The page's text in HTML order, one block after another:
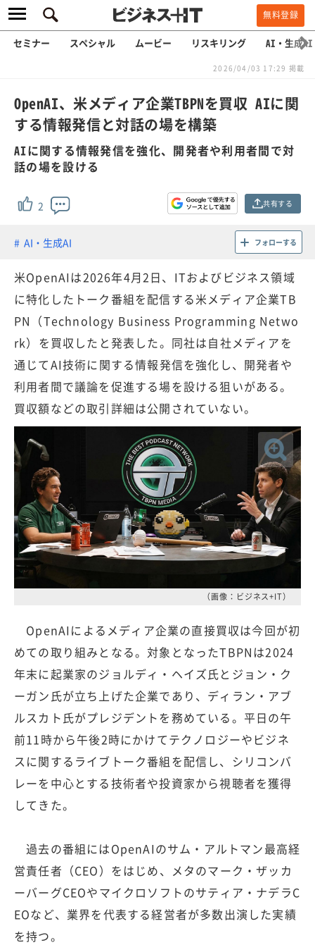
無料登録
セミナー スペシャル ムービー リスキリング AI・生成AI
2026/04/03 17:29 掲載
OpenAI、米メディア企業TBPNを買収 AIに関
する情報発信と対話の場を構築
AIに関する情報発信を強化、開発者や利用者間で対
話の場を設ける
2 共有する
AI・生成AI フォローする
米OpenAIは2026年4月2日、ITおよびビジネス領域
に特化したトーク番組を配信する米メディア企業TB
PN（Technology Business Programming Netwo
rk）を買収したと発表した。同社は自社メディアを
通じてAI技術に関する情報発信を強化し、開発者や
利用者間で議論を促進する場を設ける狙いがある。
買収額などの取引詳細は公開されていない。
（画像：ビジネス+IT）
OpenAIによるメディア企業の直接買収は今回が初
めての取り組みとなる。対象となったTBPNは2024
年末に起業家のジョルディ・ヘイズ氏とジョン・ク
ーガン氏が立ち上げた企業であり、ディラン・アブ
ルスカト氏がプレジデントを務めている。平日の午
前11時から午後2時にかけてテクノロジーやビジネ
スに関するライブトーク番組を配信し、シリコンバ
レーを中心とする技術者や投資家から視聴者を獲得
してきた。
過去の番組にはOpenAIのサム・アルトマン最高経
営責任者（CEO）をはじめ、メタのマーク・ザッカ
ーバーグCEOやマイクロソフトのサティア・ナデラC
EOなど、業界を代表する経営者が多数出演した実績
を持つ。